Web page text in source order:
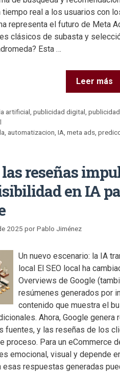
tiempo real a los usuarios con
representa el futuro de Meta
clásicos de subasta y
Esta …
Leer más
artificial ,publicidad digital ,
automatizacion ,IA ,meta ads ,
reseñas
en IA
2025 porPablo Jiménez
Un nuevo escenario: la IA
local El SEO local ha
Overviews de Google
resúmenes generados por
contenido que muestra el
Ahora, Google
fuentes, y las reseñas de los
proceso. Para un eCommerce
emocional, visual y depende
esas respuestas generadas